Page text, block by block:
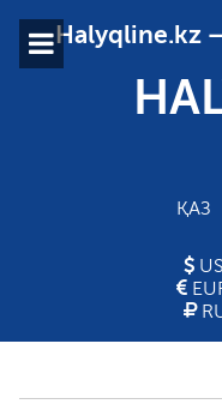
Halyqline.kz
ҚАЗ